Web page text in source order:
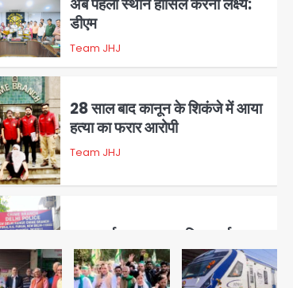
डीएम
Team JHJ
28 साल बाद कानून के शिकंजे में आया
हत्या का फरार आरोपी
Team JHJ
डबल मर्डर का मुख्य साजिशकर्ता
क्राइम ब्रांच के हत्थे
Team JHJ